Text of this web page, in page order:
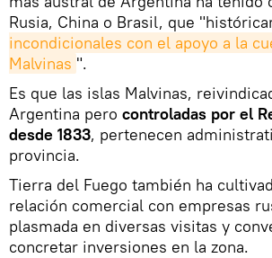
Rusia, China o Brasil, que
incondicionales con el apoyo a la
Malvinas ".
Es que las islas Malvinas,
Argentina pero controladas por el
desde 1833, pertenecen
provincia.
Tierra del Fuego también ha
relación comercial con empresas
plasmada en diversas visitas y
concretar inversiones en la zona.